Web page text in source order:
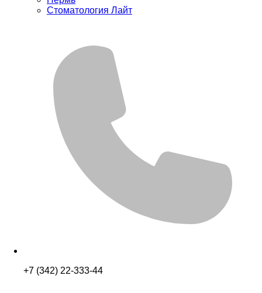
Стоматология Лайт
+7 (342) 22-333-44